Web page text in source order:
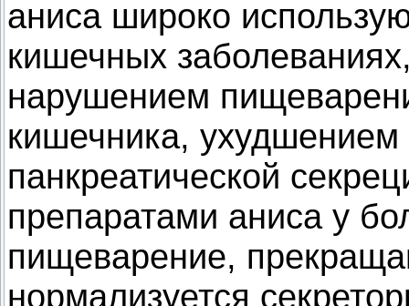
аниса широко
кишечных
нарушением
кишечника,
панкреатической
препаратами аниса у
пищеварение,
нормализуется